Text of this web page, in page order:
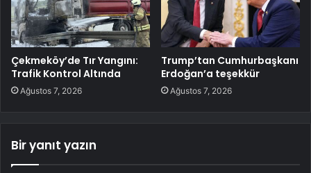
Çekmeköy’de Tır Yangını:
Trafik Kontrol Altında
Ağustos 7, 2026
Trump’tan Cumhurbaşkanı
Erdoğan’a teşekkür
Ağustos 7, 2026
Bir yanıt yazın